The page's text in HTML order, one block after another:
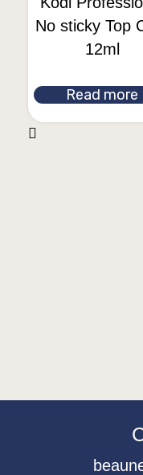
No sticky Top
12ml
Read more